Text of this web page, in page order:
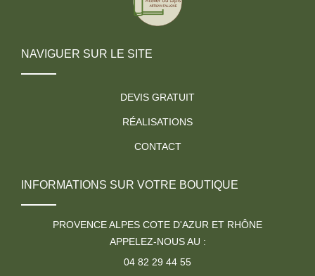
NAVIGUER SUR LE SITE
DEVIS GRATUIT
RÉALISATIONS
CONTACT
INFORMATIONS SUR VOTRE BOUTIQUE
PROVENCE ALPES COTE D'AZUR ET RHÔNE
APPELEZ-NOUS AU :
04 82 29 44 55